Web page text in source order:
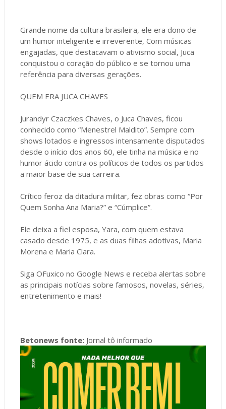
Grande nome da cultura brasileira, ele era dono de
um humor inteligente e irreverente, Com músicas
engajadas, que destacavam o ativismo social, Juca
conquistou o coração do público e se tornou uma
referência para diversas gerações.
QUEM ERA JUCA CHAVES
Jurandyr Czaczkes Chaves, o Juca Chaves, ficou
conhecido como “Menestrel Maldito”. Sempre com
shows lotados e ingressos intensamente disputados
desde o início dos anos 60, ele tinha na música e no
humor ácido contra os políticos de todos os partidos
a maior base de sua carreira.
Crítico feroz da ditadura militar, fez obras como “Por
Quem Sonha Ana Maria?” e “Cúmplice”.
Ele deixa a fiel esposa, Yara, com quem estava
casado desde 1975, e as duas filhas adotivas, Maria
Morena e Maria Clara.
Siga OFuxico no Google News e receba alertas sobre
as principais notícias sobre famosos, novelas, séries,
entretenimento e mais!
Betonews fonte:Jornal tô informado